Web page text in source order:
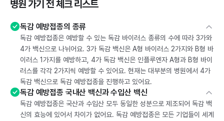
병원 가기 전 체크 리스트
독감 예방접종의 종류
독감 예방접종은 예방할 수 있는 독감 바이러스 종류의 수에 따라 3가와
4가 백신으로 나뉘어요. 3가 독감 백신은 A형 바이러스 2가지와 B형 바
이러스 1가지를 예방하고, 4가 독감 백신은 인플루엔자 A형과 B형 바이
러스를 각각 2가지씩 예방할 수 있어요. 현재는 대부분의 병원에서 4가
독감 백신으로 독감 예방접종을 진행하고 있어요.
독감 예방접종 국내산 백신과 수입산 백신
독감 예방접종은 국산과 수입산 모두 동일한 성분으로 제조되어 독감 백
신의 효능에 있어서 차이가 없어요. 독감 예방접종은 모든 기업들이 세계